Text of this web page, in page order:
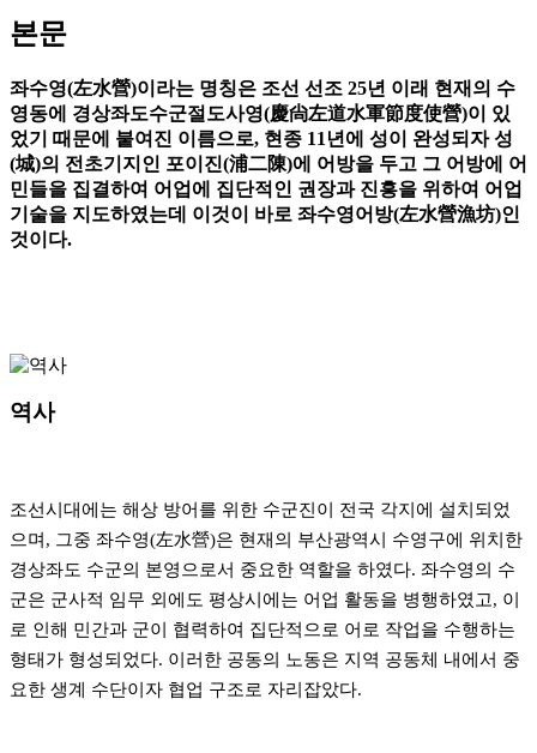
본문
좌수영(左水營)이라는 명칭은 조선 선조 25년 이래 현재의 수
영동에 경상좌도수군절도사영(慶尙左道水軍節度使營)이 있
었기 때문에 붙여진 이름으로, 현종 11년에 성이 완성되자 성
(城)의 전초기지인 포이진(浦二陳)에 어방을 두고 그 어방에 어
민들을 집결하여 어업에 집단적인 권장과 진흥을 위하여 어업
기술을 지도하였는데 이것이 바로 좌수영어방(左水營漁坊)인
것이다.
역사
조선시대에는 해상 방어를 위한 수군진이 전국 각지에 설치되었
으며, 그중 좌수영(左水營)은 현재의 부산광역시 수영구에 위치한
경상좌도 수군의 본영으로서 중요한 역할을 하였다. 좌수영의 수
군은 군사적 임무 외에도 평상시에는 어업 활동을 병행하였고, 이
로 인해 민간과 군이 협력하여 집단적으로 어로 작업을 수행하는
형태가 형성되었다. 이러한 공동의 노동은 지역 공동체 내에서 중
요한 생계 수단이자 협업 구조로 자리잡았다.